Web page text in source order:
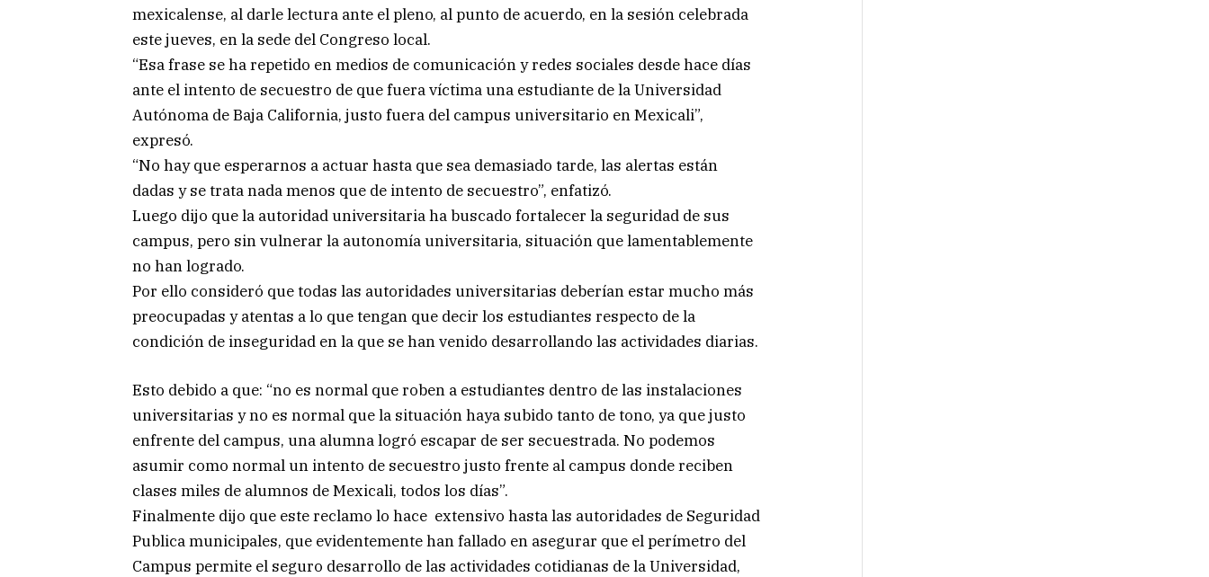
mexicalense, al darle lectura ante el pleno, al punto de acuerdo, en la sesión celebrada
este jueves, en la sede del Congreso local.
“Esa frase se ha repetido en medios de comunicación y redes sociales desde hace días
ante el intento de secuestro de que fuera víctima una estudiante de la Universidad
Autónoma de Baja California, justo fuera del campus universitario en Mexicali”,
expresó.
“No hay que esperarnos a actuar hasta que sea demasiado tarde, las alertas están
dadas y se trata nada menos que de intento de secuestro”, enfatizó.
Luego dijo que la autoridad universitaria ha buscado fortalecer la seguridad de sus
campus, pero sin vulnerar la autonomía universitaria, situación que lamentablemente
no han logrado.
Por ello consideró que todas las autoridades universitarias deberían estar mucho más
preocupadas y atentas a lo que tengan que decir los estudiantes respecto de la
condición de inseguridad en la que se han venido desarrollando las actividades diarias.
Esto debido a que: “no es normal que roben a estudiantes dentro de las instalaciones
universitarias y no es normal que la situación haya subido tanto de tono, ya que justo
enfrente del campus, una alumna logró escapar de ser secuestrada. No podemos
asumir como normal un intento de secuestro justo frente al campus donde reciben
clases miles de alumnos de Mexicali, todos los días”.
Finalmente dijo que este reclamo lo hace extensivo hasta las autoridades de Seguridad
Publica municipales, que evidentemente han fallado en asegurar que el perímetro del
Campus permite el seguro desarrollo de las actividades cotidianas de la Universidad,